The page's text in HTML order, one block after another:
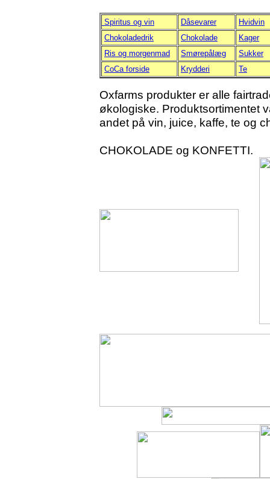
Spiritus og vin Dåsevarer
Hvidvin
Chokoladedrik
Chokolade
Kager
Ris og morgenmad
Smørepålæg
Sukker
CoCa forside
Krydderi Te
Oxfarms produkter er alle
økologiske. Produktsortimentet
andet på vin, juice, kaffe, te og
CHOKOLADE og KONFETTI.